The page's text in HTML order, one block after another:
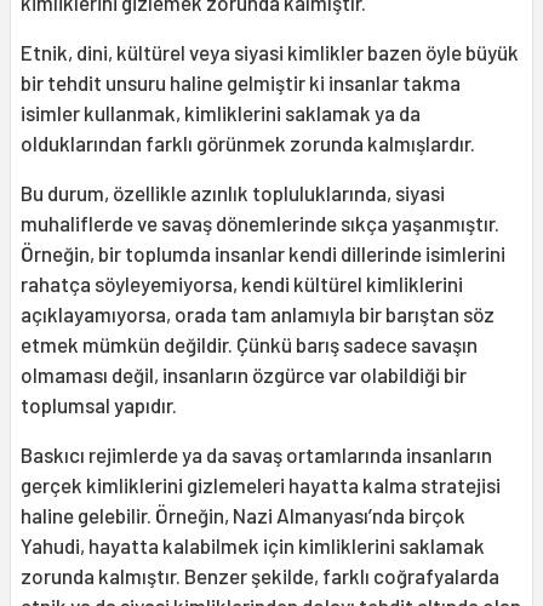
Etnik, dini, kültürel veya siyasi kimlikler bazen öyle büyük
bir tehdit unsuru haline gelmiştir ki insanlar takma
isimler kullanmak, kimliklerini saklamak ya da
olduklarından farklı görünmek zorunda kalmışlardır.
Bu durum, özellikle azınlık topluluklarında, siyasi
muhaliflerde ve savaş dönemlerinde sıkça yaşanmıştır.
Örneğin, bir toplumda insanlar kendi dillerinde isimlerini
rahatça söyleyemiyorsa, kendi kültürel kimliklerini
açıklayamıyorsa, orada tam anlamıyla bir barıştan söz
etmek mümkün değildir. Çünkü barış sadece savaşın
olmaması değil, insanların özgürce var olabildiği bir
toplumsal yapıdır.
Baskıcı rejimlerde ya da savaş ortamlarında insanların
gerçek kimliklerini gizlemeleri hayatta kalma stratejisi
haline gelebilir. Örneğin, Nazi Almanyası’nda birçok
Yahudi, hayatta kalabilmek için kimliklerini saklamak
zorunda kalmıştır. Benzer şekilde, farklı coğrafyalarda